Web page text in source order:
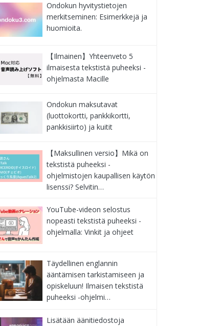
Ondokun hyvitystietojen
merkitseminen: Esimerkkejä ja
huomioita.
【Ilmainen】Yhteenveto 5
ilmaisesta tekstistä puheeksi -
ohjelmasta Macille
Ondokun maksutavat
(luottokortti, pankkikortti,
pankkisiirto) ja kuitit
【Maksullinen versio】Mikä on
tekstistä puheeksi -
ohjelmistojen kaupallisen käytön
lisenssi? Selvitin…
YouTube-videon selostus
nopeasti tekstistä puheeksi -
ohjelmalla: Vinkit ja ohjeet
Täydellinen englannin
ääntämisen tarkistamiseen ja
opiskeluun! Ilmaisen tekstistä
puheeksi -ohjelmi…
Lisätään äänitiedostoja